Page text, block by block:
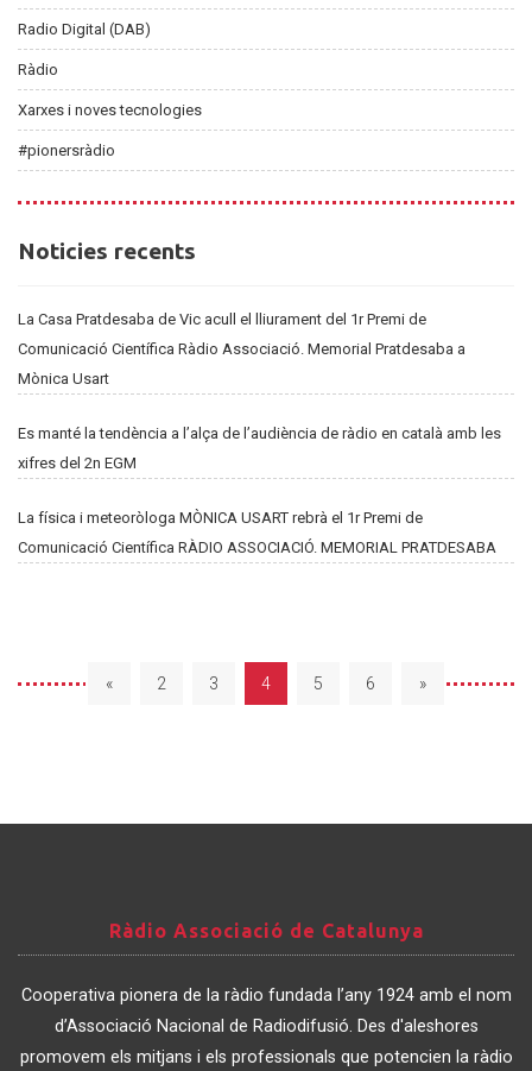
Radio Digital (DAB)
Ràdio
Xarxes i noves tecnologies
#pionersràdio
Noticies
Noticies recents
La Casa Pratdesaba de Vic acull el lliurament del 1r Premi de
Comunicació Científica Ràdio Associació. Memorial Pratdesaba a
Mònica Usart
Es manté la tendència a l’alça de l’audiència de ràdio en català amb les
xifres del 2n EGM
La física i meteoròloga MÒNICA USART rebrà el 1r Premi de
Comunicació Científica RÀDIO ASSOCIACIÓ. MEMORIAL PRATDESABA
« 2 3 4 5 6 »
Associació
de
Catalunya
Ràdio Associació de Catalunya
Cooperativa pionera de la ràdio fundada l’any 1924 amb el nom
d’Associació Nacional de Radiodifusió. Des d'aleshores
promovem els mitjans i els professionals que potencien la ràdio